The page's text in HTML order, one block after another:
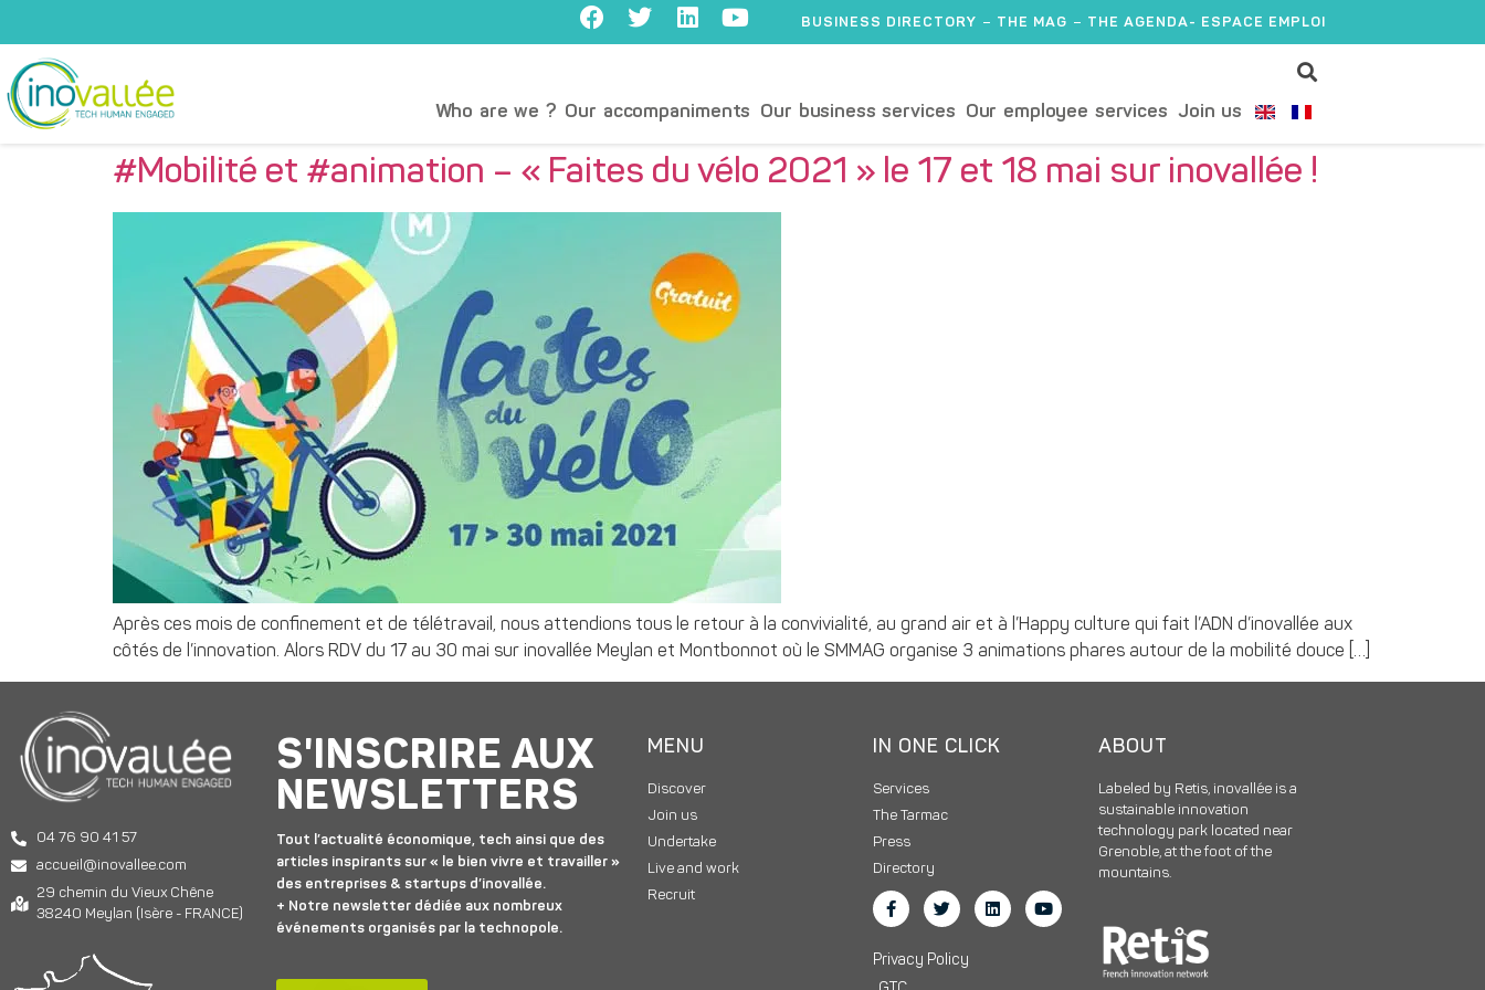
BUSINESS DIRECTORY THE MAG THE AGENDA- ESPACE EMPLOI
Who are we ? Our accompaniments Our business services Our employee services Join us
#Mobilité et #animation – « Faites du vélo 2021 » le 17 et 18 mai sur inovallée !
Après ces mois de confinement et de télétravail, nous attendions tous le retour à la convivialité, au grand air et à l’Happy culture qui fait l’ADN d’inovallée aux
côtés de l’innovation. Alors RDV du 17 au 30 mai sur inovallée Meylan et Montbonnot où le SMMAG organise 3 animations phares autour de la mobilité douce […]
04 76 90 41 57
accueil@inovallee.com
29 chemin du Vieux Chêne
38240 Meylan (Isère - FRANCE)
S'INSCRIRE AUX
NEWSLETTERS
Tout l’actualité économique, tech ainsi que des
articles inspirants sur « le bien vivre et travailler »
des entreprises & startups d’inovallée.
+ Notre newsletter dédiée aux nombreux
événements organisés par la technopole.
MENU
Discover
Join us
Undertake
Live and work
Recruit
IN ONE CLICK
Services
The Tarmac
Press
Directory
Privacy Policy
ABOUT
Labeled by Retis, inovallée is a
sustainable innovation
technology park located near
Grenoble, at the foot of the
mountains.